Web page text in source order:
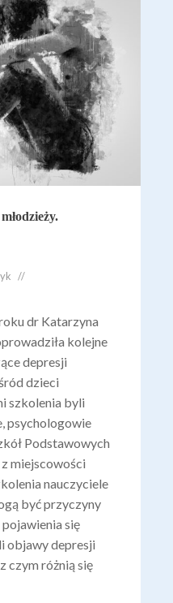
dr Katarzyna
kolejne
depresji
dzieci
szkolenia byli
psychologowie
Podstawowych
miejscowości
nauczyciele
być przyczyny
się
objawy depresji
czym różnią się